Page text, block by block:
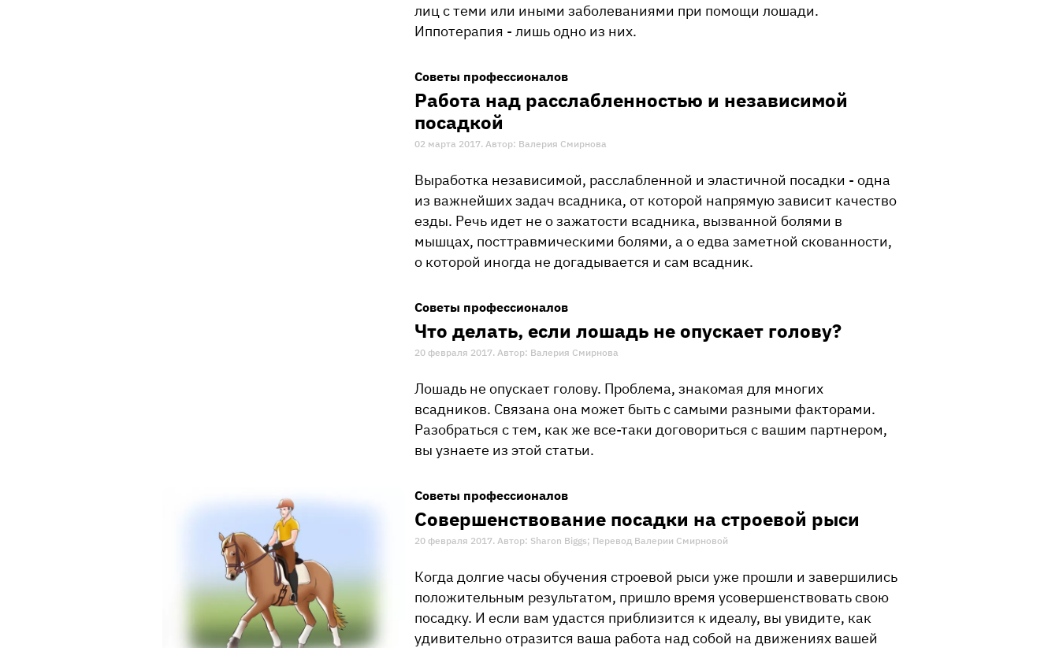
лиц с теми или иными заболеваниями при помощи лошади.
Иппотерапия - лишь одно из них.
Советы профессионалов
​​Работа над расслабленностью и независимой
посадкой
02 марта 2017. Автор: Валерия Смирнова
Выработка независимой, расслабленной и эластичной посадки - одна
из важнейших задач всадника, от которой напрямую зависит качество
езды. Речь идет не о зажатости всадника, вызванной болями в
мышцах, посттравмическими болями, а о едва заметной скованности,
о которой иногда не догадывается и сам всадник.
Советы профессионалов
Что делать, если лошадь не опускает голову?
20 февраля 2017. Автор: Валерия Смирнова
Лошадь не опускает голову. Проблема, знакомая для многих
всадников. Связана она может быть с самыми разными факторами.
Разобраться с тем, как же все-таки договориться с вашим партнером,
вы узнаете из этой статьи.
Советы профессионалов
Совершенствование посадки на строевой рыси
20 февраля 2017. Автор: Sharon Biggs; Перевод Валерии Смирновой
Когда долгие часы обучения строевой рыси уже прошли и завершились
положительным результатом, пришло время усовершенствовать свою
посадку. И если вам удастся приблизится к идеалу, вы увидите, как
удивительно отразится ваша работа над собой на движениях вашей